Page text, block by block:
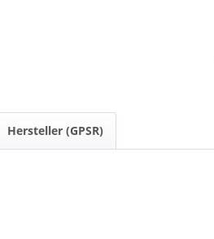
Hersteller (GPSR)